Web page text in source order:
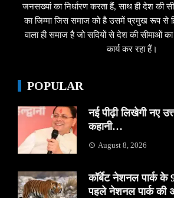
जनसख्यां का निर्धारण करता हैं, साथ ही देश की
का जिम्मा जिस समाज को है उसमें प्रमुख रूप से
वाला ही समाज है जो सदियों से देश की सीमाओं
कार्य कर रहा हैं।
POPULAR
नई पीढ़ी लिखेगी नए
कहानी…
August 8, 2026
कॉर्बेट नेशनल पार्क के
पहले नेशनल पार्क की